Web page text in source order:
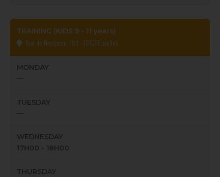
TRAINING (KIDS 9 - 11 years)
Rue de Neerpede, 184 - 1070 Bruxelles
MONDAY
—
TUESDAY
—
WEDNESDAY
17H00 - 18H00
THURSDAY